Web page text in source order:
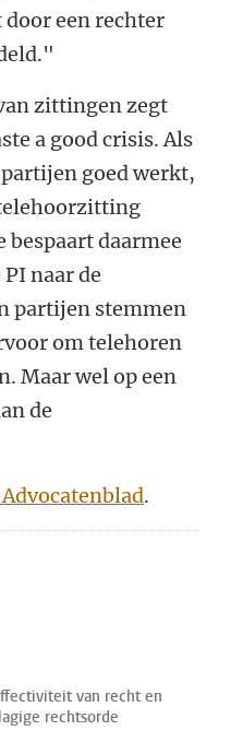
door een rechter
zittingen zegt
a good crisis. Als
goed werkt,
daarmee
naar de
partijen stemmen
om telehoren
Maar wel op een
de
.
Mastodon
van recht en
rechtsorde